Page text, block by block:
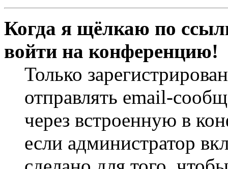
Когда я щёлкаю по
войти на конференцию!
Только
отправлять email-
через встроенную в
если администратор